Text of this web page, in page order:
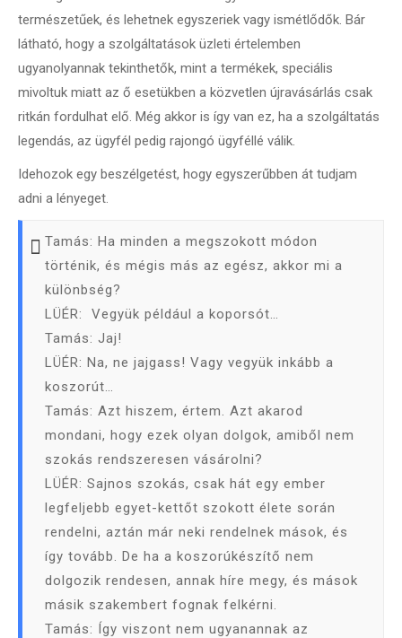
természetűek, és lehetnek egyszeriek vagy ismétlődők. Bár
látható, hogy a szolgáltatások üzleti értelemben
ugyanolyannak tekinthetők, mint a termékek, speciális
mivoltuk miatt az ő esetükben a közvetlen újravásárlás csak
ritkán fordulhat elő. Még akkor is így van ez, ha a szolgáltatás
legendás, az ügyfél pedig rajongó ügyféllé válik.
Idehozok egy beszélgetést, hogy egyszerűbben át tudjam
adni a lényeget.
Tamás: Ha minden a megszokott módon
történik, és mégis más az egész, akkor mi a
különbség?
LÜÉR: Vegyük például a koporsót…
Tamás: Jaj!
LÜÉR: Na, ne jajgass! Vagy vegyük inkább a
koszorút…
Tamás: Azt hiszem, értem. Azt akarod
mondani, hogy ezek olyan dolgok, amiből nem
szokás rendszeresen vásárolni?
LÜÉR: Sajnos szokás, csak hát egy ember
legfeljebb egyet-kettőt szokott élete során
rendelni, aztán már neki rendelnek mások, és
így tovább. De ha a koszorúkészítő nem
dolgozik rendesen, annak híre megy, és mások
másik szakembert fognak felkérni.
Tamás: Így viszont nem ugyanannak az